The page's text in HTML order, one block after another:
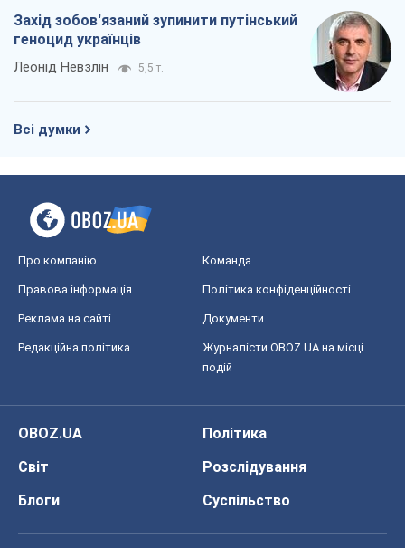
Захід зобов'язаний зупинити путінський
геноцид українців
Леонід Невзлін 5,5 т.
Всі думки
Про компанію Команда
Правова інформація Політика конфіденційності
Реклама на сайті Документи
Редакційна політика
Журналісти OBOZ.UA на місці
подій
OBOZ.UA
Політика
Світ
Розслідування
Блоги
Суспільство